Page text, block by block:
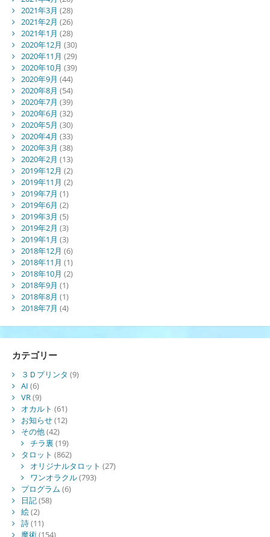
2021年3月 (28)
2021年2月 (26)
2021年1月 (28)
2020年12月 (30)
2020年11月 (29)
2020年10月 (39)
2020年9月 (44)
2020年8月 (54)
2020年7月 (39)
2020年6月 (32)
2020年5月 (30)
2020年4月 (33)
2020年3月 (38)
2020年2月 (13)
2019年12月 (2)
2019年11月 (2)
2019年7月 (1)
2019年6月 (2)
2019年3月 (5)
2019年2月 (3)
2019年1月 (3)
2018年12月 (6)
2018年11月 (1)
2018年10月 (2)
2018年9月 (1)
2018年8月 (1)
2018年7月 (4)
カテゴリー
３Ｄプリンタ (9)
AI (6)
VR(9)
オカルト (61)
お知らせ(12)
その他(42)
チラ裏 (19)
タロット (862)
オリジナルタロット (27)
ワンオラクル(793)
プログラム (6)
日記(58)
絵(2)
詩(11)
魔術(154)